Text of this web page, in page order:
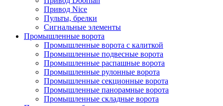
Привод Nice
Пульты, брелки
Сигнальные элементы
Промышленные ворота
Промышленные ворота с калиткой
Промышленные подвесные ворота
Промышленные распашные ворота
Промышленные рулонные ворота
Промышленные секционные ворота
Промышленные панорамные ворота
Промышленные складные ворота